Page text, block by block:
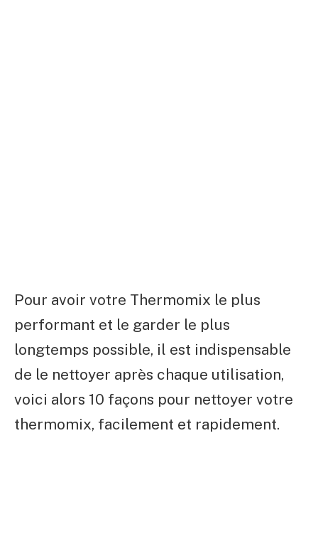
Pour avoir votre Thermomix le plus
performant et le garder le plus
longtemps possible, il est indispensable
de le nettoyer après chaque utilisation,
voici alors 10 façons pour nettoyer votre
thermomix, facilement et rapidement.